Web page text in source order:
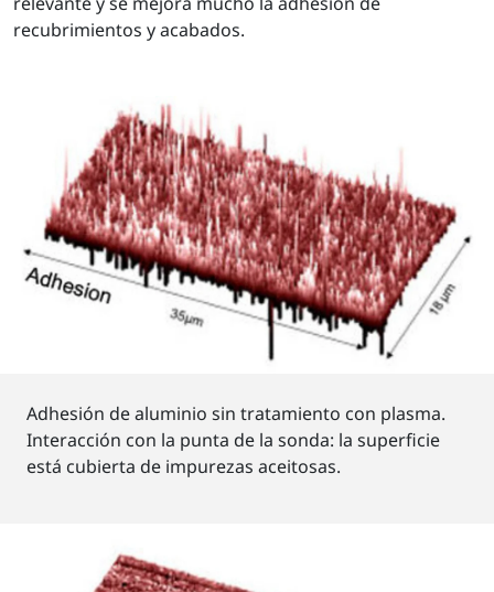
recubrimientos y acabados.
Adhesión de aluminio sin tratamiento con plasma.
Interacción con la punta de la sonda: la superficie
está cubierta de impurezas aceitosas.